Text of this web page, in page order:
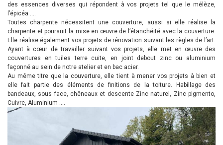
des essences diverses qui répondent à vos projets tel que le mélèze,
l’épicéa ….
Toutes charpente nécessitent une couverture, aussi si elle réalise la
charpente et poursuit la mise en œuvre de l’étanchéité avec la couverture.
Elle réalise également vos projets de rénovation suivant les règles de l’art.
Ayant à cœur de travailler suivant vos projets, elle met en œuvre des
couvertures en tuiles terre cuite, en joint debout zinc ou aluminium
façonné au sein de notre atelier et en bac acier.
Au même titre que la couverture, elle tient à mener vos projets à bien et
elle fait partie des éléments de finitions de la toiture. Habillage des
bandeaux, sous face, chêneaux et descente Zinc naturel, Zinc pigmento,
Cuivre, Aluminium ….